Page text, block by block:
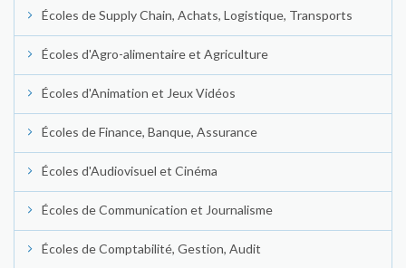
Écoles de Supply Chain, Achats, Logistique, Transports
Écoles d'Agro-alimentaire et Agriculture
Écoles d'Animation et Jeux Vidéos
Écoles de Finance, Banque, Assurance
Écoles d'Audiovisuel et Cinéma
Écoles de Communication et Journalisme
Écoles de Comptabilité, Gestion, Audit